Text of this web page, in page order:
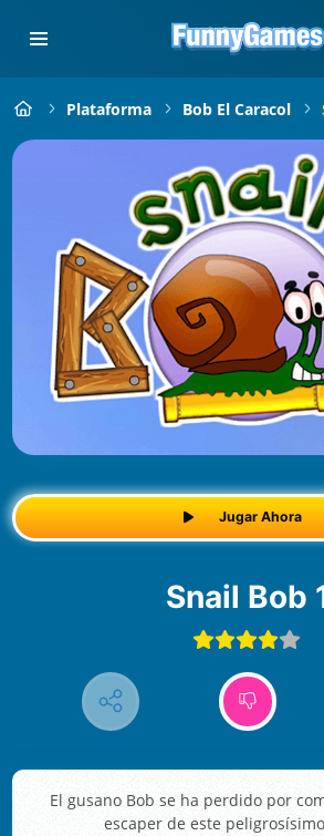
Plataforma Bob El Caracol
Jugar Ahora
Snail Bob
El gusano Bob se ha perdido por
escaper de este